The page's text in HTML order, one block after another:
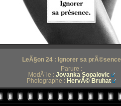
LeÃ§on 24 : Ignorer sa prÃ©sence
Parure :
ModÃ¨le : Jovanka Sopalovic
Photographe : HervÃ© Bruhat